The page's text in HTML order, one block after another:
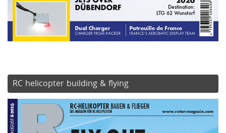
RC helicopter building & flying